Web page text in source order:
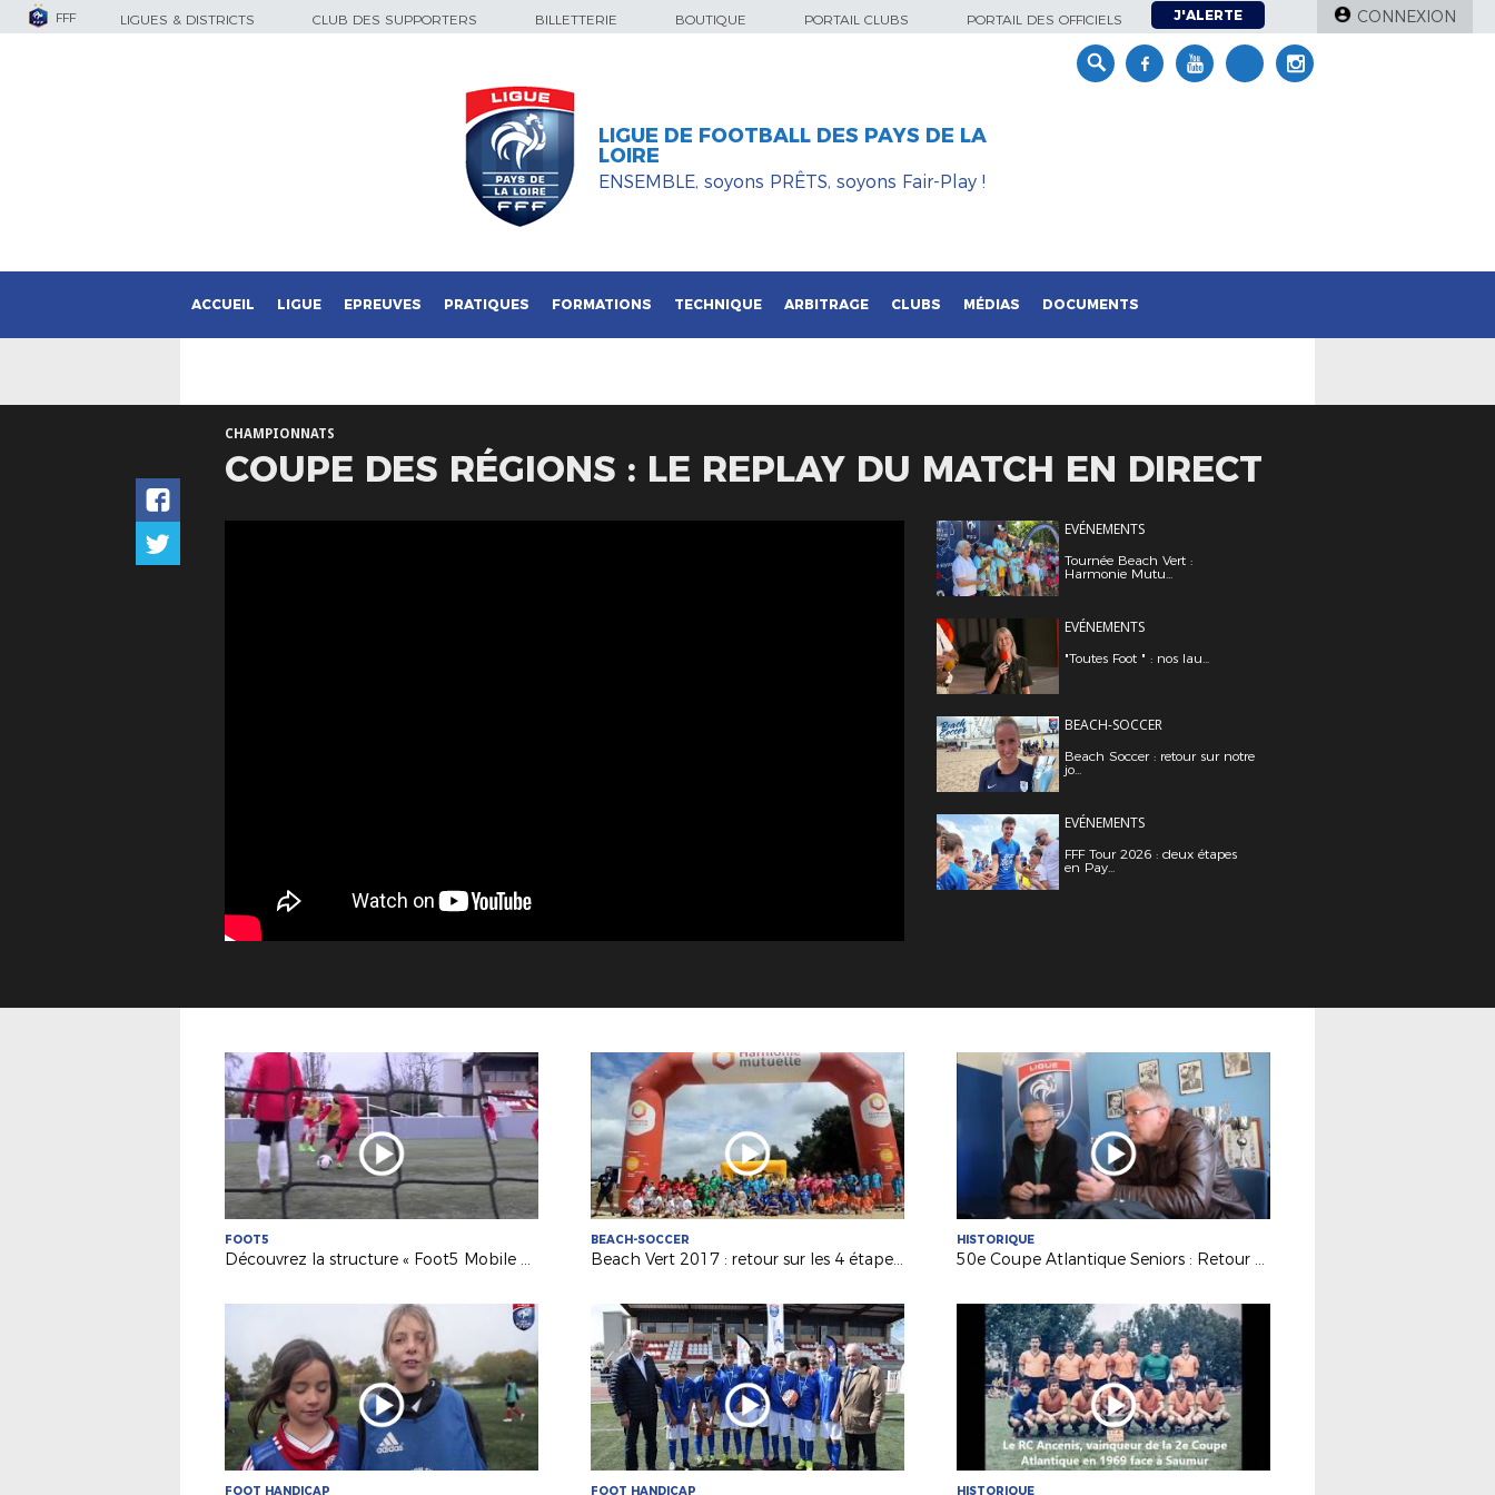
FFF LIGUES & DISTRICTS CLUB DES SUPPORTERS BILLETTERIE BOUTIQUE PORTAIL CLUBS PORTAIL DES OFFICIELS J'ALERTE CONNEXION
LIGUE DE FOOTBALL DES PAYS DE LA
LOIRE
ENSEMBLE, soyons PRÊTS, soyons Fair-Play !
ACCUEIL LIGUE EPREUVES PRATIQUES FORMATIONS TECHNIQUE ARBITRAGE CLUBS MÉDIAS DOCUMENTS
CHAMPIONNATS
COUPE DES RÉGIONS : LE REPLAY DU MATCH EN DIRECT
EVÉNEMENTS
Tournée Beach Vert :
Harmonie Mutu...
EVÉNEMENTS
"Toutes Foot " : nos lau...
BEACH-SOCCER
Beach Soccer : retour sur notre
jo...
EVÉNEMENTS
FFF Tour 2026 : deux étapes
en Pay...
FOOT5
Découvrez la structure « Foot5 Mobile FFF » !
BEACH-SOCCER
Beach Vert 2017 : retour sur les 4 étapes de la 1ère semaine !
HISTORIQUE
50e Coupe Atlantique Seniors : Retour sur la victoire de l'ASPTT Nantes en 1982
FOOT HANDICAP FOOT HANDICAP HISTORIQUE